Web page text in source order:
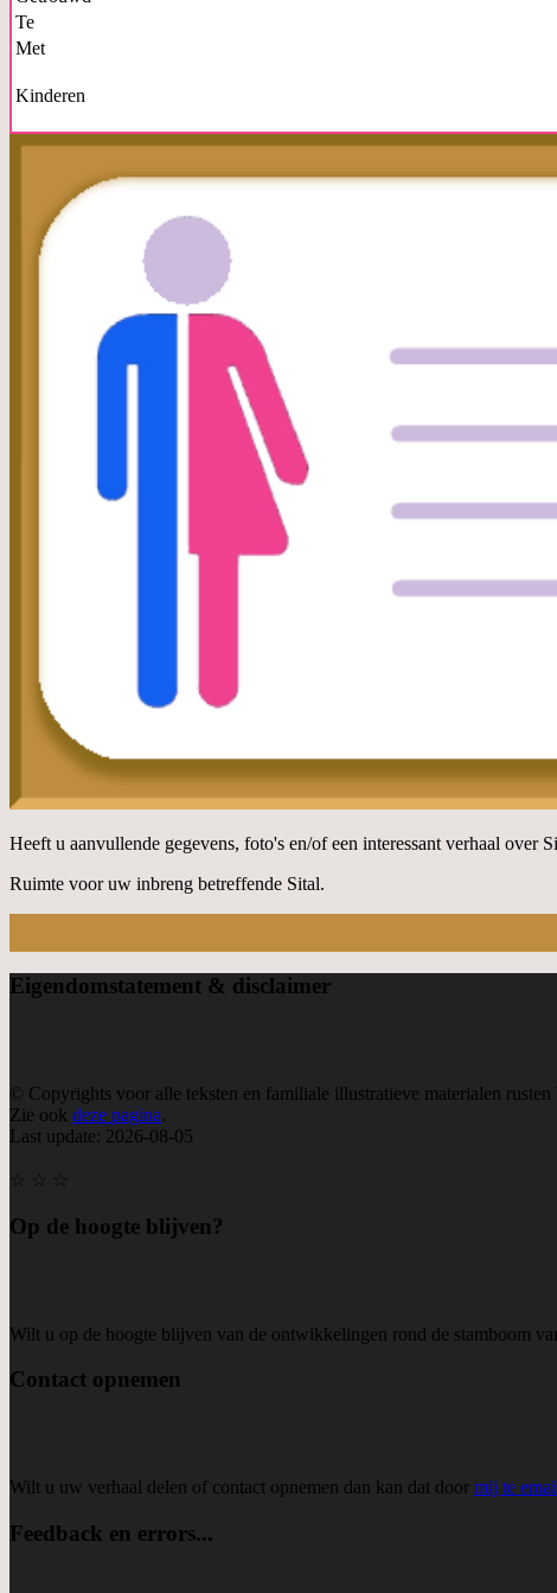
Te
Met
Kinderen
Heeft u aanvullende gegevens, foto's en/of een interessant verhaal
Ruimte voor uw inbreng betreffende Sital.
Eigendomstatement & disclaimer
© Copyrights voor alle teksten en familiale illustratieve materialen rusten
Zie ook deze pagina.
Last update: 2026-08-05
Op de hoogte blijven?
Wilt u op de hoogte blijven van de ontwikkelingen rond de stamboom
Contact opnemen
Wilt u uw verhaal delen of contact opnemen dan kan dat door mij te
Feedback en errors...